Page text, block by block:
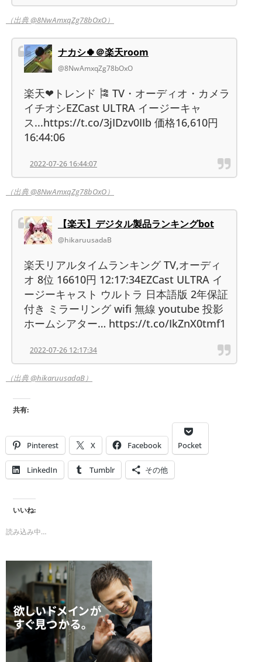
（出典 @8NwAmxqZg78bOxO）
ナカシ🍀＠楽天room
@8NwAmxqZg78bOxO
楽天❤トレンド 🎏 TV・オーディオ・カメラ
イチオシEZCast ULTRA イージーキャ
ス...https://t.co/3jIDzv0IIb 価格16,610円
16:44:06
2022-07-26 16:44:07
（出典 @8NwAmxqZg78bOxO）
【楽天】デジタル製品ランキングbot
@hikaruusadaB
楽天リアルタイムランキング TV,オーディ
オ 8位 16610円 12:17:34EZCast ULTRA イ
ージーキャスト ウルトラ 日本語版 2年保証
付き ミラーリング wifi 無線 youtube 投影
ホームシアター… https://t.co/IkZnX0tmf1
2022-07-26 12:17:34
（出典 @hikaruusadaB）
共有:
Pinterest X Facebook Pocket
LinkedIn Tumblr その他
いいね:
読み込み中…